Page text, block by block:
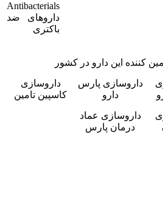
Antibacterials
داروهای ضد
باکتری
کننده این دارو در کشور
داروسازی پارس
دارو
داروسازی
کاسپین تامین
داروسازی عماد
درمان پارس